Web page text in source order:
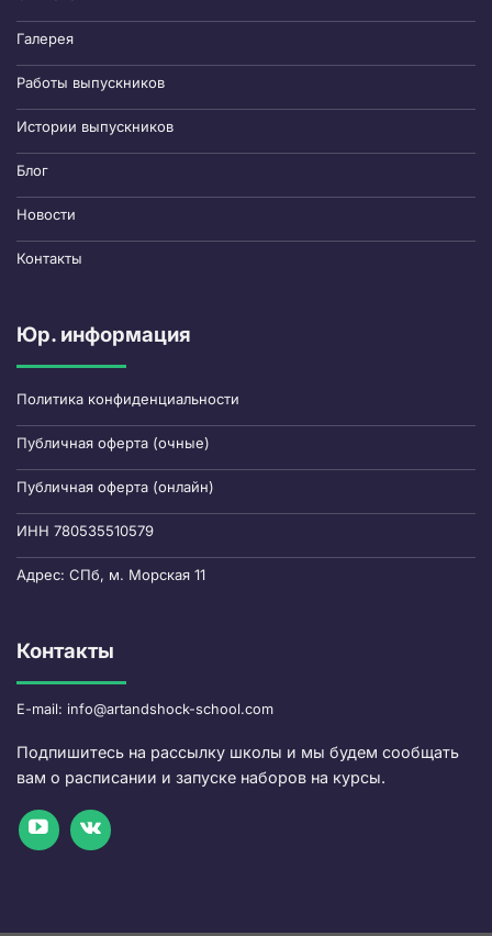
Галерея
Работы выпускников
Истории выпускников
Блог
Новости
Контакты
Юр. информация
Политика конфиденциальности
Публичная оферта (очные)
Публичная оферта (онлайн)
ИНН 780535510579
Адрес: СПб, м. Морская 11
Контакты
E-mail: info@artandshock-school.com
Подпишитесь на рассылку школы и мы будем сообщать
вам о расписании и запуске наборов на курсы.